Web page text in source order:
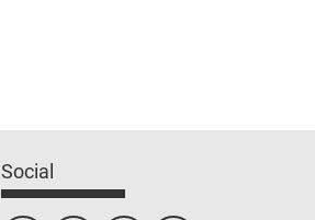
Social